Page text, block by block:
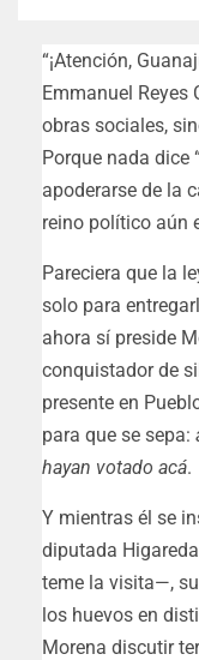
“¡Atención,
Emmanuel Reyes
obras sociales,
Porque nada dice
apoderarse de la
reino político aún
Pareciera que la
solo para
ahora sí preside
conquistador de
presente en
para que se sepa:
hayan votado acá.
Y mientras él se
diputada
teme la visita—,
los huevos en
Morena discutir